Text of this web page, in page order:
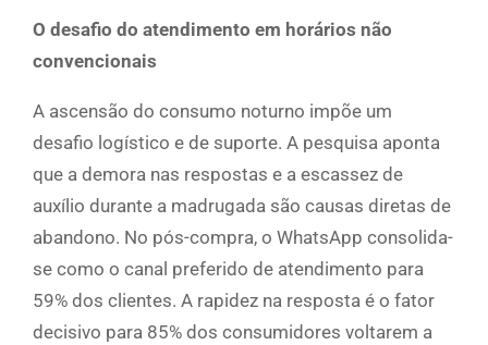
O desafio do atendimento em horários não
convencionais
A ascensão do consumo noturno impõe um
desafio logístico e de suporte. A pesquisa aponta
que a demora nas respostas e a escassez de
auxílio durante a madrugada são causas diretas de
abandono. No pós-compra, o WhatsApp consolida-
se como o canal preferido de atendimento para
59% dos clientes. A rapidez na resposta é o fator
decisivo para 85% dos consumidores voltarem a